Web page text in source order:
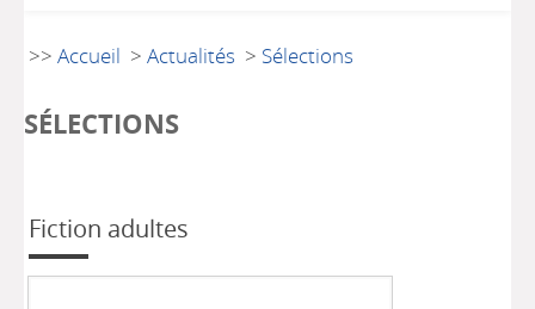
>>Accueil >Actualités > Sélections
SÉLECTIONS
Fiction adultes